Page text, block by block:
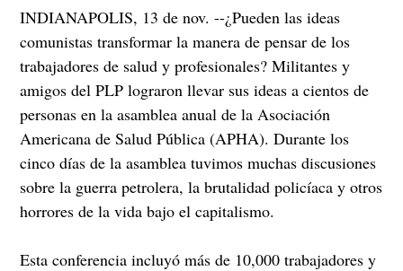
INDIANAPOLIS, 13 de nov. --¿Pueden las ideas
comunistas transformar la manera de pensar de los
trabajadores de salud y profesionales? Militantes y
amigos del PLP lograron llevar sus ideas a cientos de
personas en la asamblea anual de la Asociación
Americana de Salud Pública (APHA). Durante los
cinco días de la asamblea tuvimos muchas discusiones
sobre la guerra petrolera, la brutalidad policíaca y otros
horrores de la vida bajo el capitalismo.
Esta conferencia incluyó más de 10,000 trabajadores y